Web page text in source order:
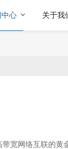
中心 关于我
带宽网络互联的